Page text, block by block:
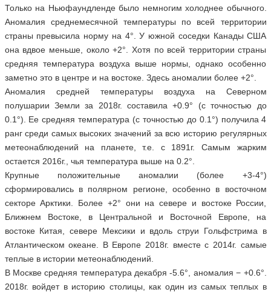
Только на Ньюфаундленде было немногим холоднее обычного.
Аномалия среднемесячной температуры по всей территории
страны превысила норму на 4°. У южной соседки Канады США
она вдвое меньше, около +2°. Хотя по всей территории страны
средняя температура воздуха выше нормы, однако особенно
заметно это в центре и на востоке. Здесь аномалии более +2°.
Аномалия средней температуры воздуха на Северном
полушарии Земли за 2018г. составила +0.9° (с точностью до
0.1°). Ее средняя температура (с точностью до 0.1°) получила 4
ранг среди самых высоких значений за всю историю регулярных
метеонаблюдений на планете, т.е. с 1891г. Самым жарким
остается 2016г., чья температура выше на 0.2°.
Крупные положительные аномалии (более +3-4°)
сформировались в полярном регионе, особенно в восточном
секторе Арктики. Более +2° они на севере и востоке России,
Ближнем Востоке, в Центральной и Восточной Европе, на
востоке Китая, севере Мексики и вдоль струи Гольфстрима в
Атлантическом океане. В Европе 2018г. вместе с 2014г. самые
теплые в истории метеонаблюдений.
В Москве средняя температура декабря -5.6°, аномалия − +0.6°.
2018г. войдет в историю столицы, как один из самых теплых в